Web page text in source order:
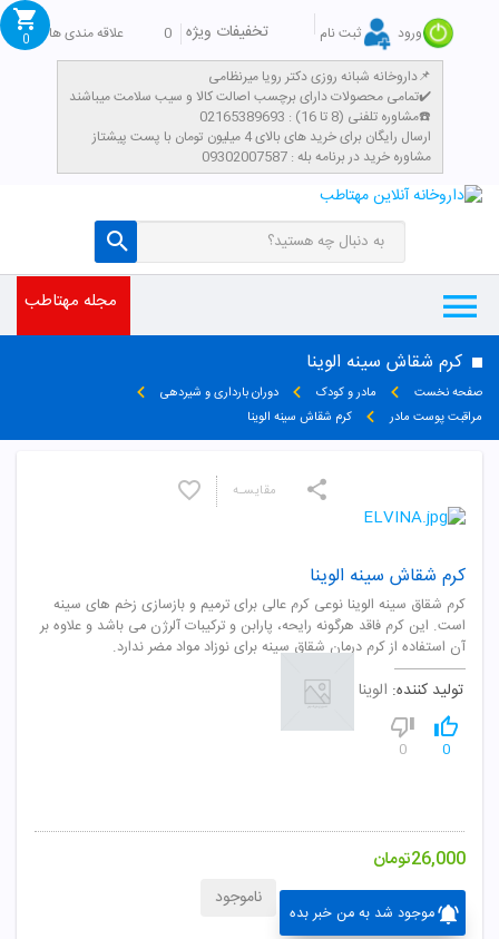
ورود ثبت نام تخفیفات ویژه 0
علاقه مندی ها
داروخانه شبانه روزی دکتر رویا میرنظامی📌
تمامی محصولات دارای برچسب اصالت کالا و سیب سلامت میباشند✔️
مشاوره تلفنی (8 تا 16) : 02165389693☎️
​ارسال رایگان برای خرید های بالای 4 میلیون تومان با پست پیشتاز
مشاوره خرید در برنامه بله : 09302007587
0
مجله مهتاطب
کرم شقاش سینه الوینا
صفحه نخست مادر و کودک
دوران بارداری و شیردهی
مراقبت پوست مادر
کرم شقاش سینه الوینا
کرم شقاش سینه الوینا
کرم شقاق سینه الوینا نوعی کرم عالی برای ترمیم و بازسازی زخم های سینه
است. این کرم فاقد هرگونه رایحه، پارابن و ترکیبات آلرژن می باشد و علاوه بر
آن استفاده از کرم درمان شقاق سینه برای نوزاد مواد مضر ندارد.
تولید کننده: الوینا
0
0
26,000تومان
موجود شد به من خبر بده
ناموجود
مقایسـه